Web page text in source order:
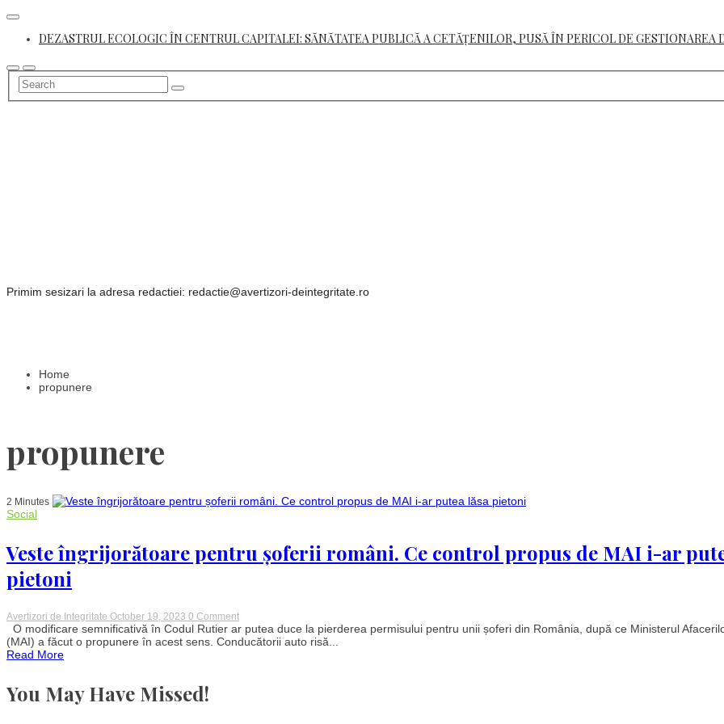
Skip
contentDEZASTRUL ECOLOGIC ÎN CENTRUL CAPITALEI: SĂNĂTATEA PUBLICĂ A CETĂȚENILOR, PUSĂ ÎN PERICOL DE GESTIONAREA
Primim sesizari la adresa redactiei: redactie@avertizori-deintegritate.ro
Home
propunere
propunere
2 Minutes
Social
Veste îngrijorătoare pentru șoferii români. Ce control propus de MAI i-ar
pietoni
Avertizori de Integritate October 19, 2023 0 Commenton
Veste
îngrijorătoare
O modificare semnificativă în Codul Rutier ar putea duce la pierderea permisului pentru unii șoferi din România, după ce Ministerul
(MAI) a făcut o propunere în acest sens. Conducătorii auto risă...
Read More
You May Have Missed!